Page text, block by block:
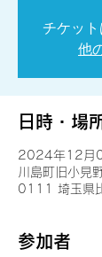
チケッ
他
日時・場
2024年12
川島町旧小見
0111 埼玉県
参加者